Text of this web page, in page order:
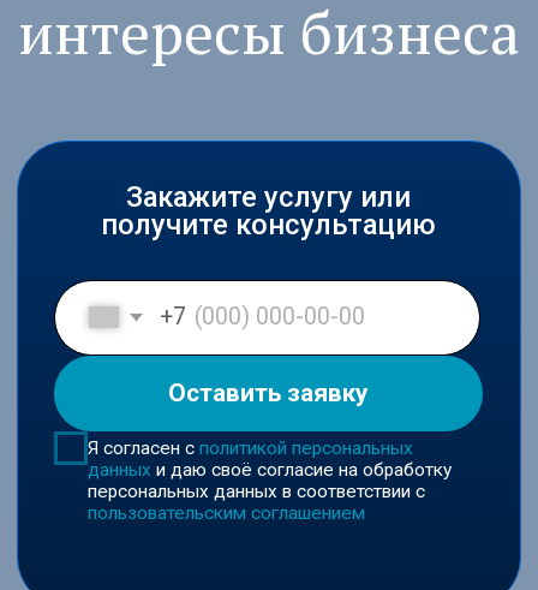
Входим в ключевые юридические
рейтинги России
+7
Я согласен сполитикой персональных
пользовательским соглашением